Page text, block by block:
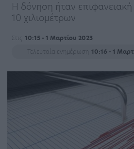
Η δόνηση ήταν
10 χιλιομέτρων
Στις 10:15 - 1 Μαρτίου 2023
Τελευταία ενημέρωση
10:16 - 1